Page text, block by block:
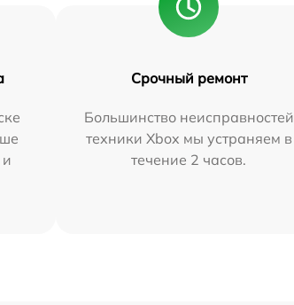
Срочный ремонт
Большинство неисправностей
техники Xbox мы устраняем в
течение 2 часов.